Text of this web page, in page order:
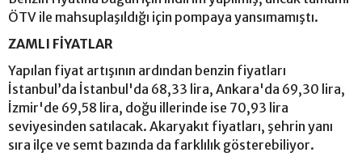
ÖTV ile mahsuplaşıldığı için pompaya yansımamıştı.
ZAMLI FİYATLAR
Yapılan fiyat artışının ardından benzin fiyatları
İstanbul’da İstanbul'da 68,33 lira, Ankara'da 69,30 lira,
İzmir'de 69,58 lira, doğu illerinde ise 70,93 lira
seviyesinden satılacak. Akaryakıt fiyatları, şehrin yanı
sıra ilçe ve semt bazında da farklılık gösterebiliyor.